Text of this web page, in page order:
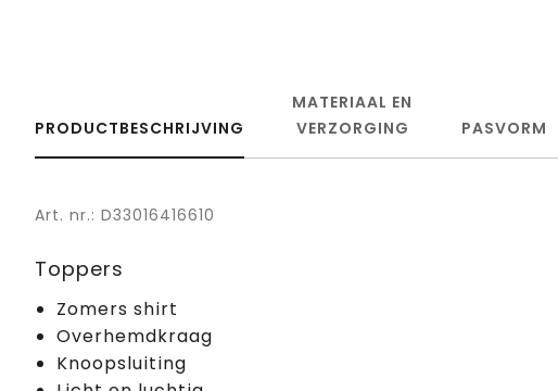
PRODUCTBESCHRIJVING
MATERIAAL EN
VERZORGING
PASVORM
Art. nr.: D33016416610
Toppers
Zomers shirt
Overhemdkraag
Knoopsluiting